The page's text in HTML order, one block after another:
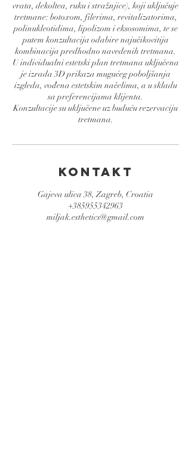
vrata, dekoltea, ruku i stražnjice), koji uključuje
tretmane: botoxom, filerima, revitalizatorima,
polinukleotidima, lipolizom i eksosomima, te se
putem konzultacija odabire najučikovitija
kombinacija predhodno navedenih tretmana.
U individualni estetski plan tretmana uključena
je izrada 3D prikaza mugućeg poboljšanja
izgleda, vođena estetskim načelima, a u skladu
sa preferencijama klijenta.
Konzultacije su uključene uz buduću rezervaciju
tretmana.
Kontakt
Gajeva ulica 38, Zagreb, Croatia
+385955342963
miljak.esthetics@gmail.com